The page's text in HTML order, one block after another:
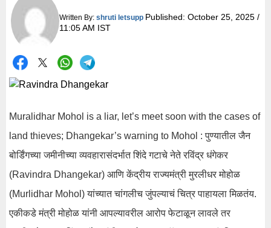
Written By: shruti letsupp Published: October 25, 2025 /
11:05 AM IST
Muralidhar Mohol is a liar, let’s meet soon with the cases of
land thieves; Dhangekar’s warning to Mohol : पुण्यातील जैन
बोर्डिंगच्या जमीनीच्या व्यवहारासंदर्भात शिंदे गटाचे नेते रविंद्र धंगेकर
(Ravindra Dhangekar) आणि केंद्रीय राज्यमंत्री मुरलीधर मोहोळ
(Murlidhar Mohol) यांच्यात चांगलीच जुंपल्याचं चित्र पाहायला मिळतंय.
एकीकडे मंत्री मोहोळ यांनी आपल्यावरील आरोप फेटाळून लावले तर